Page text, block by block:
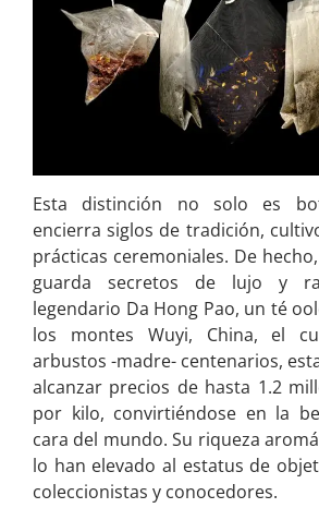
Esta distinción no solo es
encierra siglos de tradición,
prácticas ceremoniales. De
guarda secretos de lujo y
legendario Da Hong Pao, un té
los montes Wuyi, China, el
arbustos -madre- centenarios,
alcanzar precios de hasta 1.2
por kilo, convirtiéndose en la
cara del mundo. Su riqueza
lo han elevado al estatus de
coleccionistas y conocedores.